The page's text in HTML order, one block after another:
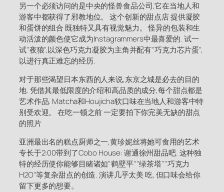
另一个必须访问的是中央的怪兽食品公司,它在当地人和
游客中都获得了邪教地位。 这个创新的甜点店 提供凝胶
和蛋饼的组合 既独特又具有视觉魅力。 怪异的包装和生
动活泼的颜色使它成为Instagrammers中最喜爱的. 试一
试"夜狼",以深色巧克力凝胶为主角并配有"巧克力芯片蛋",
以进行真正难忘的经历.
对于那些渴望日本东西的人来说,东京之城是必去的目的
地. 凭借其最低限度的介绍和高品质的成分,每个甜点都是
艺术作品. Matcha和Houjicha软口味在当地人和游客中特
别受欢迎。 在吃一顿之前 一定要拍下你完美无缺的甜点
的照片
亚洲最出名的糕点厨师之一,黄珍妮丝将她可食用的艺术
专长于2:00带到了Cobo House: 谢通徐州甜品吧. 这种独
特的经历使你能够目睹诸如"鹤壁平""绿茶塔""巧克力
H2O"等复杂甜点的创造. 演讲几乎太美 吃, 但口味会给你
留下更多的想要。